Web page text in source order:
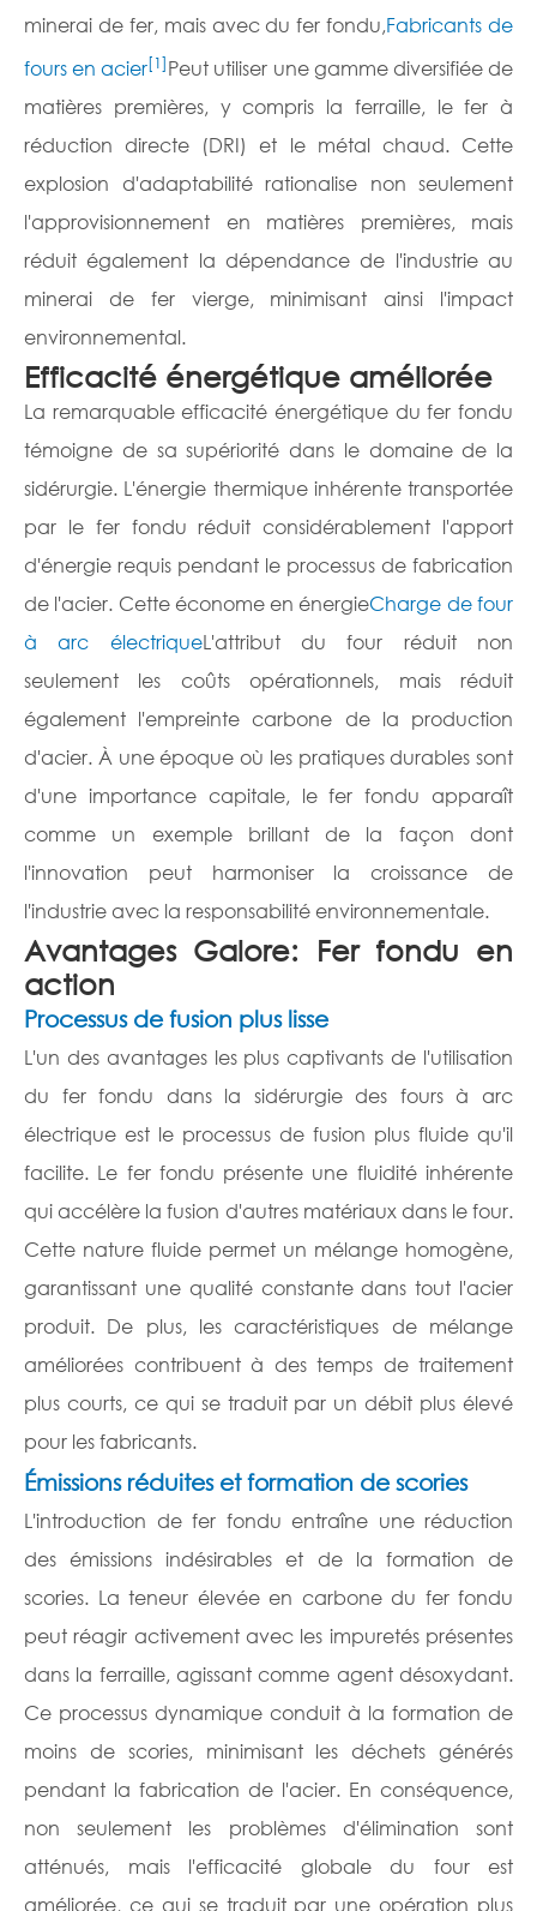
minerai de fer, mais avec du fer fondu,Fabricants de
fours en acier[1]Peut utiliser une gamme diversifiée de
matières premières, y compris la ferraille, le fer à
réduction directe (DRI) et le métal chaud. Cette
explosion d'adaptabilité rationalise non seulement
l'approvisionnement en matières premières, mais
réduit également la dépendance de l'industrie au
minerai de fer vierge, minimisant ainsi l'impact
environnemental.
Efficacité énergétique améliorée
La remarquable efficacité énergétique du fer fondu
témoigne de sa supériorité dans le domaine de la
sidérurgie. L'énergie thermique inhérente transportée
par le fer fondu réduit considérablement l'apport
d'énergie requis pendant le processus de fabrication
de l'acier. Cette économe en énergieCharge de four
à arc électriqueL'attribut du four réduit non
seulement les coûts opérationnels, mais réduit
également l'empreinte carbone de la production
d'acier. À une époque où les pratiques durables sont
d'une importance capitale, le fer fondu apparaît
comme un exemple brillant de la façon dont
l'innovation peut harmoniser la croissance de
l'industrie avec la responsabilité environnementale.
Avantages Galore: Fer fondu en
action
Processus de fusion plus lisse
L'un des avantages les plus captivants de l'utilisation
du fer fondu dans la sidérurgie des fours à arc
électrique est le processus de fusion plus fluide qu'il
facilite. Le fer fondu présente une fluidité inhérente
qui accélère la fusion d'autres matériaux dans le four.
Cette nature fluide permet un mélange homogène,
garantissant une qualité constante dans tout l'acier
produit. De plus, les caractéristiques de mélange
améliorées contribuent à des temps de traitement
plus courts, ce qui se traduit par un débit plus élevé
pour les fabricants.
Émissions réduites et formation de scories
L'introduction de fer fondu entraîne une réduction
des émissions indésirables et de la formation de
scories. La teneur élevée en carbone du fer fondu
peut réagir activement avec les impuretés présentes
dans la ferraille, agissant comme agent désoxydant.
Ce processus dynamique conduit à la formation de
moins de scories, minimisant les déchets générés
pendant la fabrication de l'acier. En conséquence,
non seulement les problèmes d'élimination sont
atténués, mais l'efficacité globale du four est
améliorée, ce qui se traduit par une opération plus